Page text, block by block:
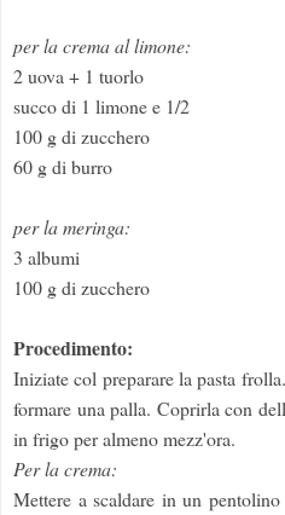
per la crema al limone:
2 uova + 1 tuorlo
succo di 1 limone e 1/2
100 g di zucchero
60 g di burro
per la meringa:
3 albumi
100 g di zucchero
Procedimento:
Iniziate col preparare la pasta
formare una palla. Coprirla con
in frigo per almeno mezz'ora.
Per la crema:
Mettere a scaldare in un